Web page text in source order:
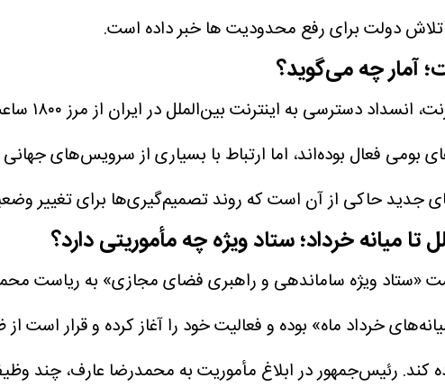
دولت برای رفع محدودیت ها خبر داده است.
در ایران از مرز ۱۸۰۰ ساعت عبور کرده و اکنون وارد هفتادوهشتمین روز متوالی شده است.
فعال بوده‌اند، اما ارتباط با بسیاری از سرویس‌های
جدید حاکی از آن است که روند تصمیم‌گیری‌ها برای تغییر
تا میانه خرداد؛ ستاد ویژه چه مأموریتی دارد؟
ویژه ساماندهی و راهبری فضای مجازی» به ریاست
خرداد ماه» بوده و فعالیت خود را آغاز کرده و قرار
کند. رئیس‌جمهور در ابلاغ مأموریت به محمدرضا عارف، چند